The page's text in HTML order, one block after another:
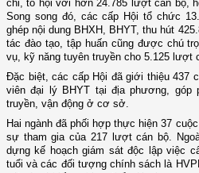
chi, tổ hội với hơn 24.785 lượt cán bộ,
Song song đó, các cấp Hội tổ chức
ghép nội dung BHXH, BHYT, thu hút
tác đào tạo, tập huấn cũng được chú
vụ, kỹ năng tuyên truyền cho 5.125 lượt
Đặc biệt, các cấp Hội đã giới thiệu 437
viên đại lý BHYT tại địa phương, góp
truyền, vận động ở cơ sở.
Hai ngành đã phối hợp thực hiện 37
sự tham gia của 217 lượt cán bộ.
dựng kế hoạch giám sát độc lập việc
tuổi và các đối tượng chính sách là